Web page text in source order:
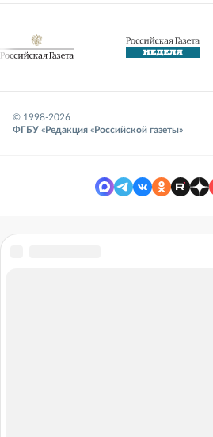
© 1998-2026
ФГБУ «Редакция «Российской газеты»